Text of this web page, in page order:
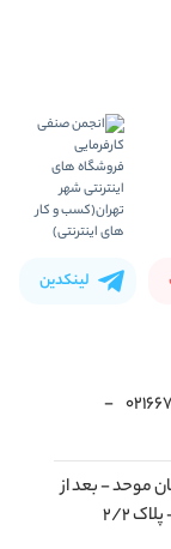
لینکدین
-
موحد - بعد از
پاساژ سپه - جنب باشگاه کشتی هفت تیر - پلاک 2/2